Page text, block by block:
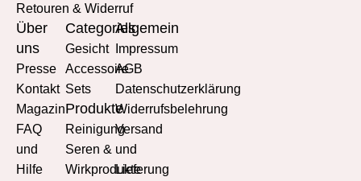
Retouren & Widerruf
Über
uns
Presse
Kontakt
Magazin
FAQ
und
Hilfe
Categories
Gesicht
Accessoire
Sets
Produkte
Reinigung
Seren &
Wirkprodukte
Allgemein
Impressum
AGB
Datenschutzerklärung
Widerrufsbelehrung
Versand
und
Lieferung